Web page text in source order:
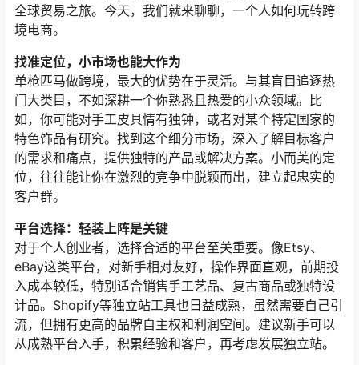
全球贸易之旅。今天，我们就来聊聊，一个人如何玩转跨
境电商。
找准定位，小市场也能大作为
单枪匹马做跨境，最大的优势在于灵活。与其盲目追逐热
门大类目，不如深耕一个你熟悉且热爱的小众领域。比
如，你可能对手工皮具情有独钟，或者对某个特定国家的
特色饰品有研究。找到这个细分市场，深入了解目标客户
的需求和痛点，提供独特的产品或解决方案。小而美的定
位，往往能让你在激烈的竞争中脱颖而出，建立起忠实的
客户群。
平台选择：轻装上阵是关键
对于个人创业者，选择合适的平台至关重要。像Etsy、
eBay这类平台，对新手相对友好，操作界面直观，前期投
入成本较低，特别适合销售手工艺品、复古商品或独特设
计品。Shopify等独立站工具也日益成熟，虽然需要自己引
流，但拥有更高的品牌自主权和利润空间。建议新手可以
从成熟平台入手，积累经验和客户，再考虑发展独立站。